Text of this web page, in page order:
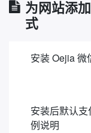
为网站添
式
安装 Oejia 微
安装后默认
例说明